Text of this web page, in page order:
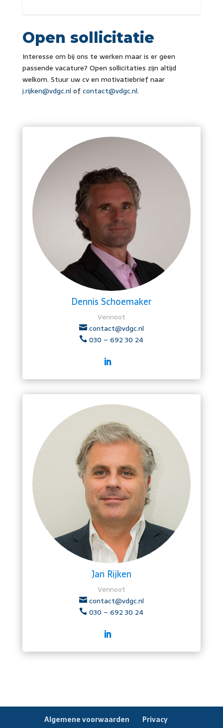
Open sollicitatie
Interesse om bij ons te werken maar is er geen
passende vacature? Open sollicitaties zijn altijd
welkom. Stuur uw cv en motivatiebrief naar
j.rijken@vdgc.nl ofcontact@vdgc.nl.
Dennis Schoemaker
Vennoot
contact@vdgc.nl
 030 – 692 30 24
Jan Rijken
Vennoot
contact@vdgc.nl
 030 – 692 30 24
Algemene voorwaarden
Privacy